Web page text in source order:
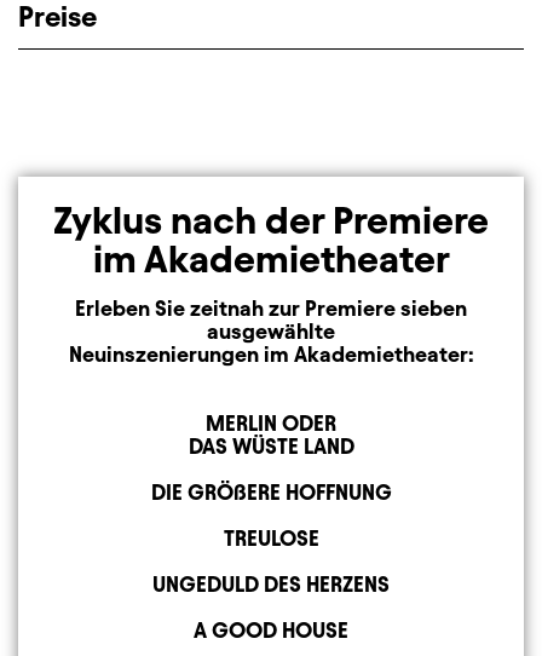
Preise
Zyklus nach der Premiere
im Akademietheater
Erleben Sie zeitnah zur Premiere sieben
ausgewählte
Neuinszenierungen im Akademietheater:
MERLIN ODER
DAS WÜSTE LAND
DIE GRÖßERE HOFFNUNG
TREULOSE
UNGEDULD DES HERZENS
A GOOD HOUSE